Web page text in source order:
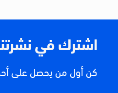
اشترك في
كن أول من يحصل على